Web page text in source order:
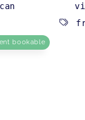
bookable